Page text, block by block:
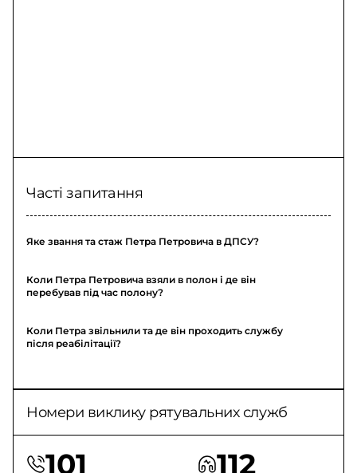
Часті запитання
Яке звання та стаж Петра Петровича в ДПСУ?
Коли Петра Петровича взяли в полон і де він
перебував під час полону?
Коли Петра звільнили та де він проходить службу
після реабілітації?
Номери виклику рятувальних служб
101 112